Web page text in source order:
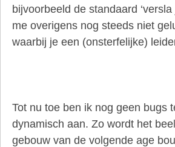
bijvoorbeeld de standaard
me overigens nog steeds niet
waarbij je een (onsterfelijke)
Tot nu toe ben ik nog geen bugs
dynamisch aan. Zo wordt het
gebouw van de volgende age